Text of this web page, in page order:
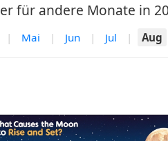
für andere Monate in
| Mai | Jun | Jul | Aug